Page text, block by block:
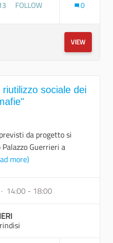
13 FOLLOWERS
FOLLOW 0
VIEW
sociale dei
da progetto si
Guerrieri a
more)
· 14:00 - 18:00